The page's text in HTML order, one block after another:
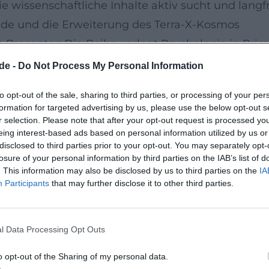
- Do Not Process My Personal Information
opt-out of the sale, sharing to third parties, or processing of your
for targeted advertising by us, please use the below opt-out
selection. Please note that after your opt-out request is processed
interest-based ads based on personal information utilized by us
to third parties prior to your opt-out. You may separately
of your personal information by third parties on the IAB’s list of
This information may also be disclosed by us to third parties on the
Participants that may further disclose it to other third parties.
Data Processing Opt Outs
opt-out of the Sharing of my personal data.
wissenschaftliche Inhalte aktiv sucht und
und die Erweiterung des Terra-X-Kosmos
Presenter: Die Reihe verlegt Psychologie in
Mut und Selbstwirksamkeit bis hin zur
Brücke. 2025 erhielt das
psychologische Themen in der Breite der
“Gute Gefühle” fürs Fernsehen, wodurch
zugänglich wurde.
und Übersetzungen
fühlen – Eine Reise zur Gelassenheit” einen
in mehrere Sprachen übersetzt und
Er ergänzt sein Werk mit Workbooks und
erinnert: Hauptwerk, Ableitungen, Live-
anschauliche Beispiele, handhabbare